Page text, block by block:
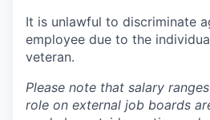
It is unlawful to discriminate
employee due to the
veteran.
Please note that salary
role on external job boards